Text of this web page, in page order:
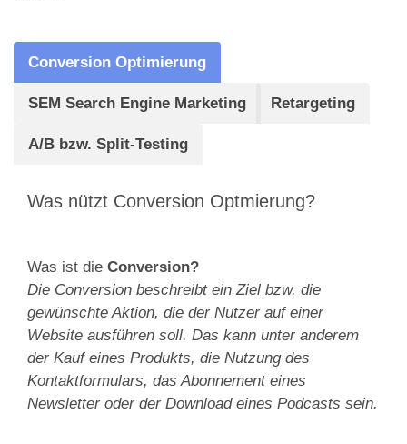
Conversion Optimierung
SEM Search Engine Marketing Retargeting
A/B bzw. Split-Testing
Was nützt Conversion Optmierung?
Was ist die Conversion?
Die Conversion beschreibt ein Ziel bzw. die
gewünschte Aktion, die der Nutzer auf einer
Website ausführen soll. Das kann unter anderem
der Kauf eines Produkts, die Nutzung des
Kontaktformulars, das Abonnement eines
Newsletter oder der Download eines Podcasts sein.